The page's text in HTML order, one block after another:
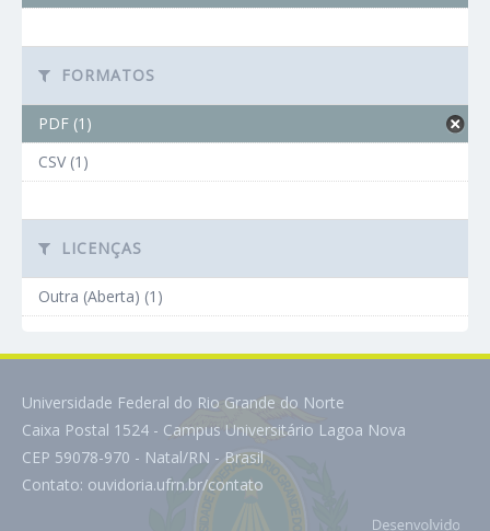
FORMATOS
PDF (1)
CSV (1)
LICENÇAS
Outra (Aberta) (1)
Universidade Federal do Rio Grande do Norte
Caixa Postal 1524 - Campus Universitário Lagoa Nova
CEP 59078-970 - Natal/RN - Brasil
Contato: ouvidoria.ufrn.br/contato